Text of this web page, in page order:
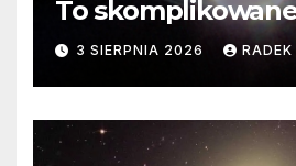
To
3 SIERPNIA 2026